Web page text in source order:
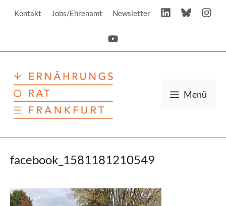
InhaltKontakt Jobs/Ehrenamt Newsletter
Menü
facebook_1581181210549